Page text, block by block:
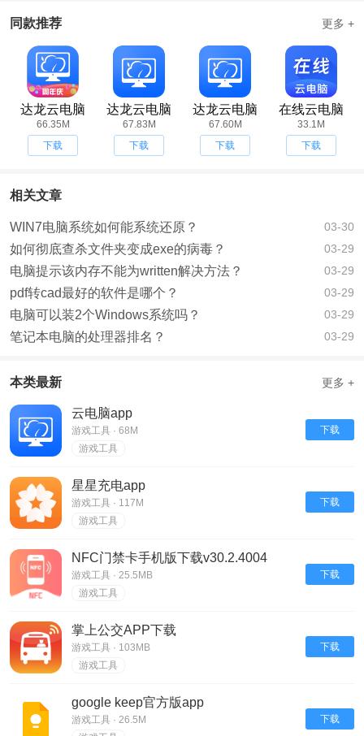
同款推荐 更多 +
达龙云电脑
app
66.35M
下载
达龙云电脑
app
67.83M
下载
达龙云电脑
app
67.60M
下载
在线云电脑
app安卓版
33.1M
下载
相关文章
WIN7电脑系统如何能系统还原？ 03-30
如何彻底查杀文件夹变成exe的病毒？ 03-29
电脑提示该内存不能为written解决方法？ 03-29
pdf转cad最好的软件是哪个？ 03-29
电脑可以装2个Windows系统吗？ 03-29
笔记本电脑的处理器排名？ 03-29
本类最新 更多 +
云电脑app
游戏工具 · 68M
游戏工具
下载
星星充电app
游戏工具 · 117M
游戏工具
下载
NFC门禁卡手机版下载v30.2.4004
游戏工具 · 25.5MB
游戏工具
下载
掌上公交APP下载
游戏工具 · 103MB
游戏工具
下载
google keep官方版app
游戏工具 · 26.5M
下载